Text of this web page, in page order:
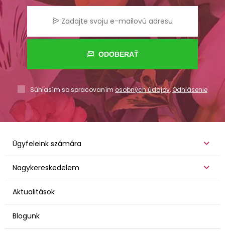
ODOBERAŤ
Súhlasím so spracovaním osobných údajov,Odhlásenie
Ügyfeleink számára
Nagykereskedelem
Aktualitások
Blogunk